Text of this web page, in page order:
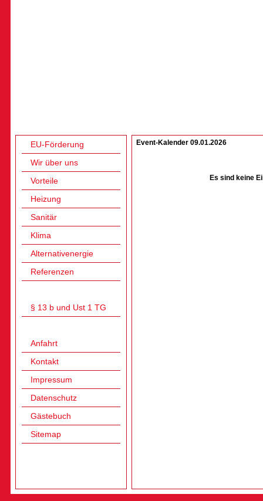
EU-Förderung
Wir über uns
Vorteile
Heizung
Sanitär
Klima
Alternativenergie
Referenzen
§ 13 b und Ust 1 TG
Anfahrt
Kontakt
Impressum
Datenschutz
Gästebuch
Sitemap
Event-Kalender 09.01.2026
Es sind keine